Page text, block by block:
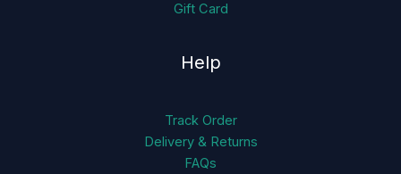
Gift Card
Help
Track Order
Delivery & Returns
FAQs